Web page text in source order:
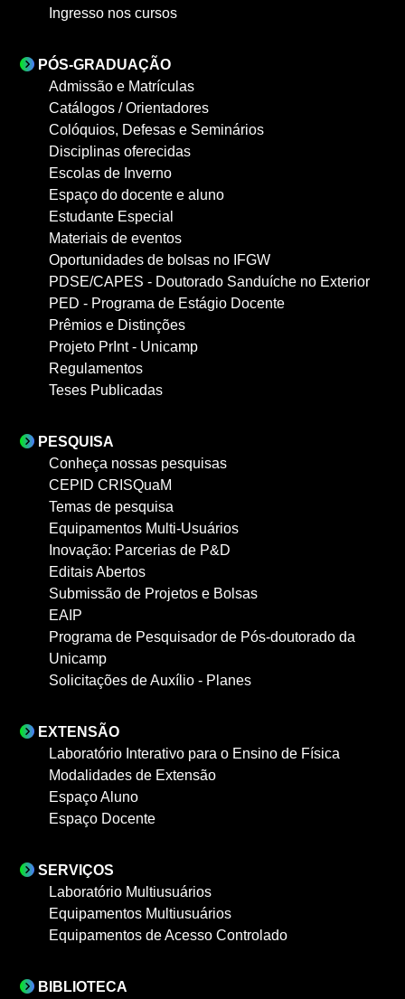
Ingresso nos cursos
PÓS-GRADUAÇÃO
Admissão e Matrículas
Catálogos / Orientadores
Colóquios, Defesas e Seminários
Disciplinas oferecidas
Escolas de Inverno
Espaço do docente e aluno
Estudante Especial
Materiais de eventos
Oportunidades de bolsas no IFGW
PDSE/CAPES - Doutorado Sanduíche no Exterior
PED - Programa de Estágio Docente
Prêmios e Distinções
Projeto PrInt - Unicamp
Regulamentos
Teses Publicadas
PESQUISA
Conheça nossas pesquisas
CEPID CRISQuaM
Temas de pesquisa
Equipamentos Multi-Usuários
Inovação: Parcerias de P&D
Editais Abertos
Submissão de Projetos e Bolsas
EAIP
Programa de Pesquisador de Pós-doutorado da
Unicamp
Solicitações de Auxílio - Planes
EXTENSÃO
Laboratório Interativo para o Ensino de Física
Modalidades de Extensão
Espaço Aluno
Espaço Docente
SERVIÇOS
Laboratório Multiusuários
Equipamentos Multiusuários
Equipamentos de Acesso Controlado
BIBLIOTECA